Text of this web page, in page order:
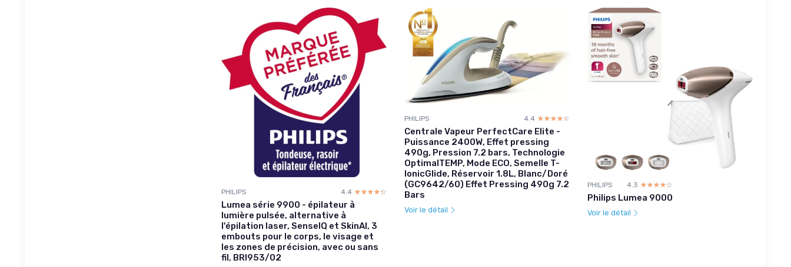
PHILIPS 4.4 ☆☆☆☆☆
★★★★★
Lumea série 9900 - épilateur à
lumière pulsée, alternative à
l'épilation laser, SenseIQ et SkinAI, 3
embouts pour le corps, le visage et
les zones de précision, avec ou sans
fil, BRI953/02
PHILIPS 4.4 ☆☆☆☆☆
★★★★★
Centrale Vapeur PerfectCare Elite -
Puissance 2400W, Effet pressing
490g, Pression 7.2 bars, Technologie
OptimalTEMP, Mode ECO, Semelle T-
IonicGlide, Réservoir 1.8L, Blanc/Doré
(GC9642/60) Effet Pressing 490g 7.2
Bars
Voir le détail
PHILIPS 4.3 ☆☆☆☆☆
★★★★★
Philips Lumea 9000
Voir le détail